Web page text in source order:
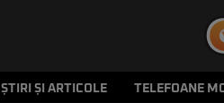
ȘTIRI ȘI ARTICOLE TELEFOANE